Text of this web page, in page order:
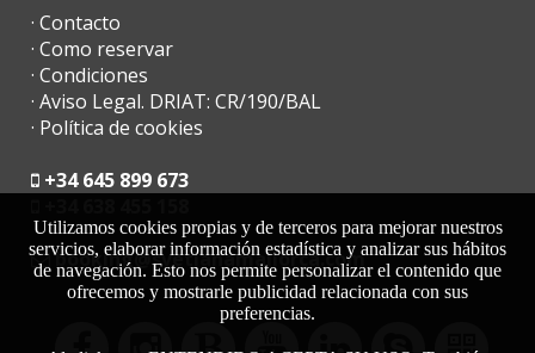
· Contacto
· Como reservar
· Condiciones
· Aviso Legal. DRIAT: CR/190/BAL
· Política de cookies
+34 645 899 673
moc.acrollamanaltevs@gnikoob
Utilizamos cookies propias y de terceros para mejorar nuestros
servicios, elaborar información estadística y analizar sus hábitos
de navegación. Esto nos permite personalizar el contenido que
ofrecemos y mostrarle publicidad relacionada con sus
preferencias.